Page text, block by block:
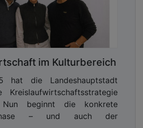
im Kulturbereich
hat die Landeshauptstadt
Nun beginnt die konkrete
– und auch der